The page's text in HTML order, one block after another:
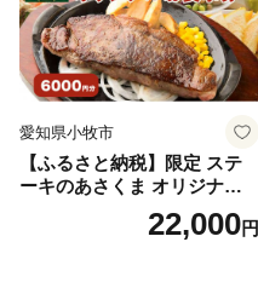
愛知県小牧市
【ふるさと納税】限定 ステ
ーキのあさくま オリジナル
お食事券 6000円 お好きなメ
ニュー 好きなだけ コーンス
22,000円